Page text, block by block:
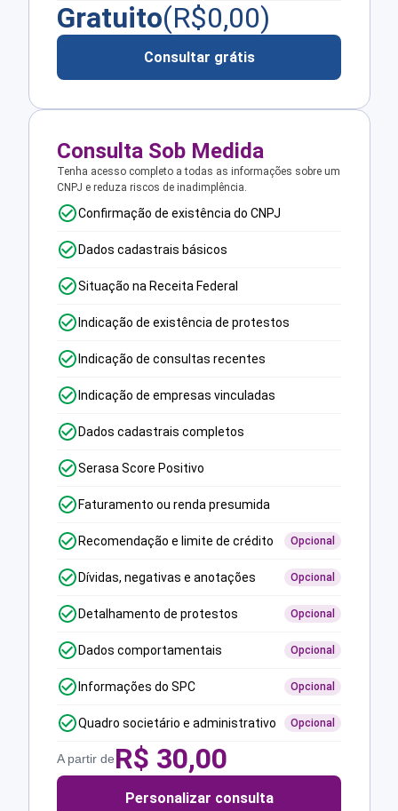
Gratuito(R$0,00)
Consultar grátis
Consulta Sob Medida
Tenha acesso completo a todas as informações sobre um
CNPJ e reduza riscos de inadimplência.
Confirmação de existência do CNPJ
Dados cadastrais básicos
Situação na Receita Federal
Indicação de existência de protestos
Indicação de consultas recentes
Indicação de empresas vinculadas
Dados cadastrais completos
Serasa Score Positivo
Faturamento ou renda presumida
Recomendação e limite de crédito Opcional
Dívidas, negativas e anotações Opcional
Detalhamento de protestos Opcional
Dados comportamentais Opcional
Informações do SPC Opcional
Quadro societário e administrativo Opcional
A partir deR$ 30,00
Personalizar consulta